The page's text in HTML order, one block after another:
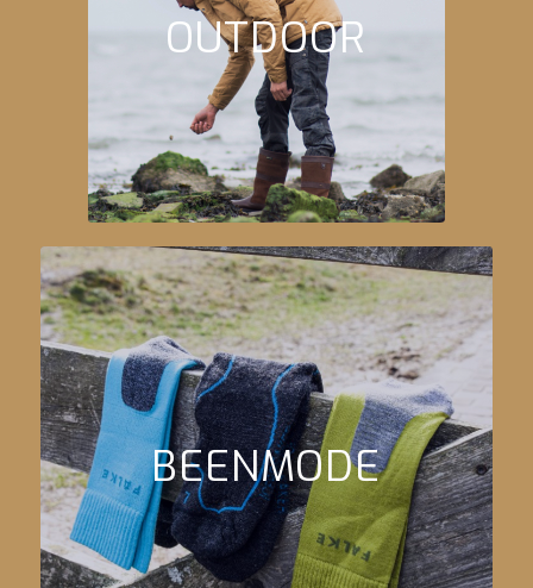
OUTDOOR
BEENMODE